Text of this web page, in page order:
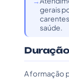
gerais
saúde.
A formação